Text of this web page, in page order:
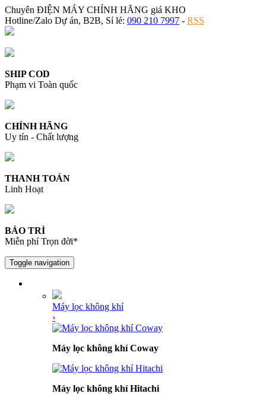
Chuyên ĐIỆN MÁY CHÍNH HÃNG giá KHO
Hotline/Zalo Dự án, B2B, Sỉ lẻ: 090 210 7997 - RSS
SHIP COD
Phạm vi Toàn quốc
CHÍNH HÃNG
Uy tín - Chất lượng
THANH TOÁN
Linh Hoạt
BẢO TRÌ
Miễn phí Trọn đời*
Toggle navigation
Máy lọc không khí
›
Máy lọc không khí Coway
Máy lọc không khí Hitachi